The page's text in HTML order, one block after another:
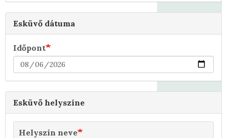
Esküvő dátuma
Időpont
Esküvő helyszíne
Helyszín neve